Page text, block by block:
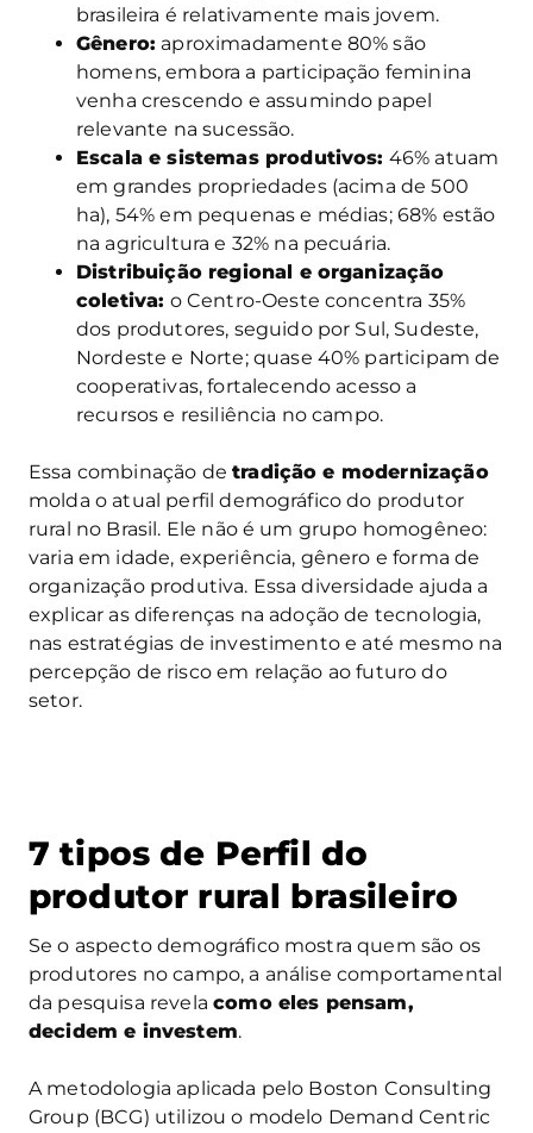
brasileira é relativamente mais jovem.
Gênero: aproximadamente 80% são
homens, embora a participação feminina
venha crescendo e assumindo papel
relevante na sucessão.
Escala e sistemas produtivos: 46% atuam
em grandes propriedades (acima de 500
ha), 54% em pequenas e médias; 68% estão
na agricultura e 32% na pecuária.
Distribuição regional e organização
coletiva: o Centro-Oeste concentra 35%
dos produtores, seguido por Sul, Sudeste,
Nordeste e Norte; quase 40% participam de
cooperativas, fortalecendo acesso a
recursos e resiliência no campo.
Essa combinação detradição e modernização
molda o atual perfil demográfico do produtor
rural no Brasil. Ele não é um grupo homogêneo:
varia em idade, experiência, gênero e forma de
organização produtiva. Essa diversidade ajuda a
explicar as diferenças na adoção de tecnologia,
nas estratégias de investimento e até mesmo na
percepção de risco em relação ao futuro do
setor.
7 tipos de Perfil do
produtor rural brasileiro
Se o aspecto demográfico mostra quem são os
produtores no campo, a análise comportamental
da pesquisa revelacomo eles pensam,
decidem e investem.
A metodologia aplicada pelo Boston Consulting
Group (BCG) utilizou o modelo Demand Centric